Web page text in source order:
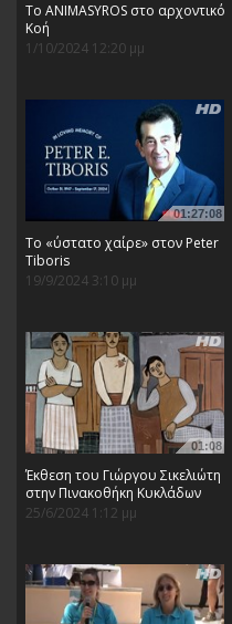
Το ANIMASYROS στο αρχοντικό
Κοή
1/10/2024 12:20 μμ
01:27:08
Το «ύστατο χαίρε» στον Peter
Tiboris
19/9/2024 3:10 μμ
01:08
Έκθεση του Γιώργου Σικελιώτη
στην Πινακοθήκη Κυκλάδων
25/6/2024 1:12 μμ